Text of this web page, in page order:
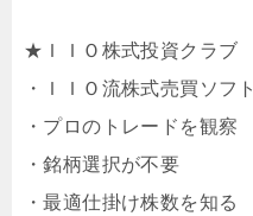
★ＩＩＯ株式投資クラブ
・ＩＩＯ流株式売買ソフト
・プロのトレードを観察
・銘柄選択が不要
・最適仕掛け株数を知る